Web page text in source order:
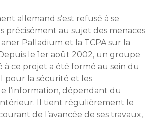
allemand s’est refusé à se
précisément au sujet des menaces
Palladium et la TCPA sur la
le 1er août 2002, un groupe
à ce projet a été formé au sein du
pour la sécurité et les
l’information, dépendant du
Il tient régulièrement le
de l’avancée de ses travaux,